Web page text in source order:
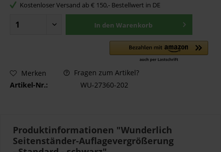
Kostenloser Versand ab € 150,- Bestellwert in DE
In den Warenkorb
Merken
Fragen zum Artikel?
Artikel-Nr.:
WU-27360-202
Produktinformationen "Wunderlich
Seitenständer-Auflagevergrößerung